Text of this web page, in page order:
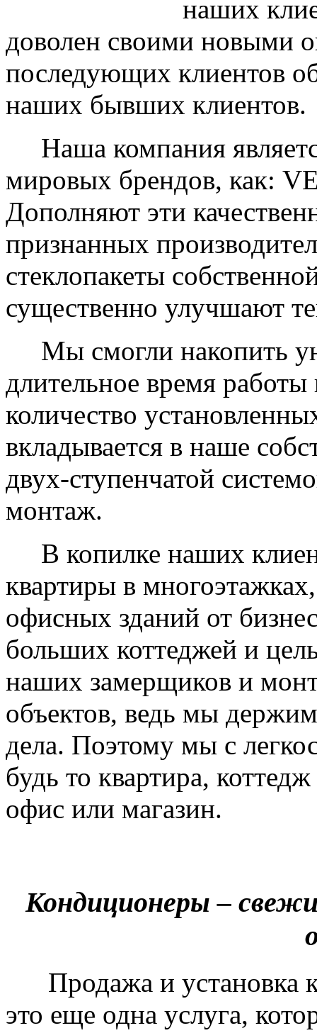
наших
доволен своими новыми
последующих клиентов
наших бывших клиентов.
Наша компания
мировых брендов, как:
Дополняют эти
признанных
стеклопакеты
существенно улучшают
Мы смогли накопить
длительное время
количество
вкладывается в наше
двух-ступенчатой
монтаж.
В копилке наших
квартиры в
офисных зданий от
больших коттеджей и
наших замерщиков и
объектов, ведь мы
дела. Поэтому мы с
будь то квартира,
офис или магазин.
Кондиционеры –
Продажа и установка
это еще одна услуга,